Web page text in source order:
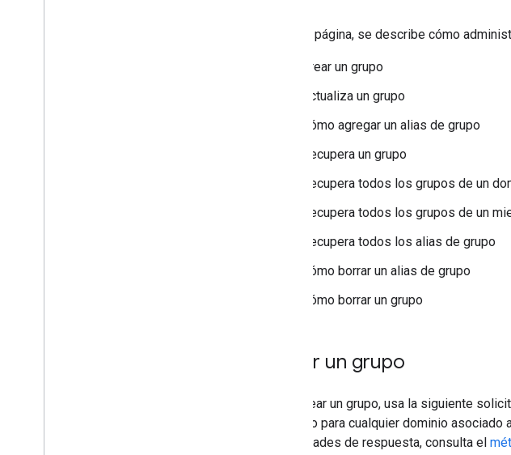
En esta página, se describe cómo
Crear un grupo
Actualiza un grupo
Cómo agregar un alias de grupo
Recupera un grupo
Recupera todos los grupos de un
Recupera todos los grupos de un
Recupera todos los alias de grupo
Cómo borrar un alias de grupo
Cómo borrar un grupo
Crear un grupo
Para crear un grupo, usa la siguiente
un grupo para cualquier dominio
propiedades de respuesta, consulta el